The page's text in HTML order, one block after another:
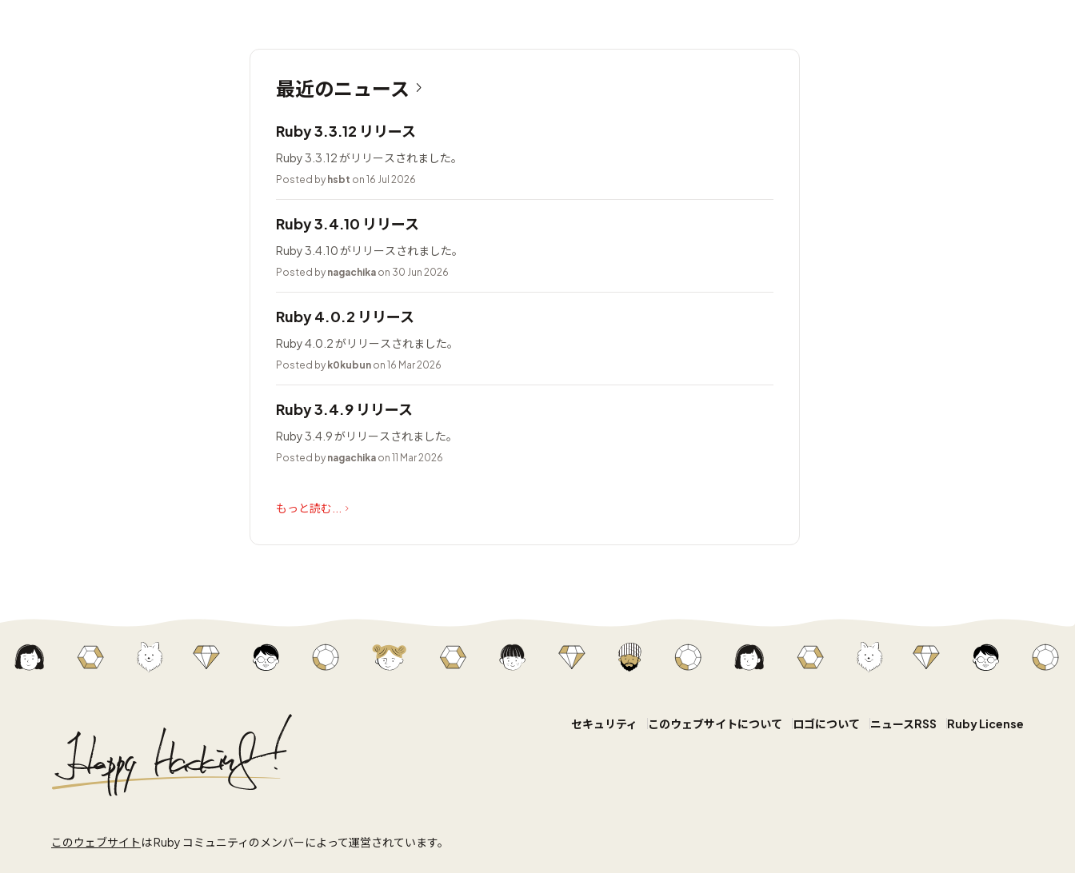
最近のニュース
Ruby 3.3.12 リリース
Ruby 3.3.12 がリリースされました。
Posted by hsbt on 16 Jul 2026
Ruby 3.4.10 リリース
Ruby 3.4.10 がリリースされました。
Posted by nagachika on 30 Jun 2026
Ruby 4.0.2 リリース
Ruby 4.0.2 がリリースされました。
Posted by k0kubun on 16 Mar 2026
Ruby 3.4.9 リリース
Ruby 3.4.9 がリリースされました。
Posted by nagachika on 11 Mar 2026
もっと読む...
セキュリティ このウェブサイトについて ロゴについて ニュースRSS Ruby License
このウェブサイト は Ruby コミュニティのメンバーによって運営されています。